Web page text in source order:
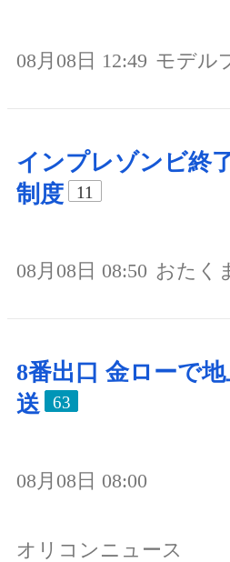
08月08日 12:49 モデル
インプレゾンビ終
制度
11
08月08日 08:50 おたく
8番出口 金ローで
送
63
08月08日 08:00
オリコンニュース